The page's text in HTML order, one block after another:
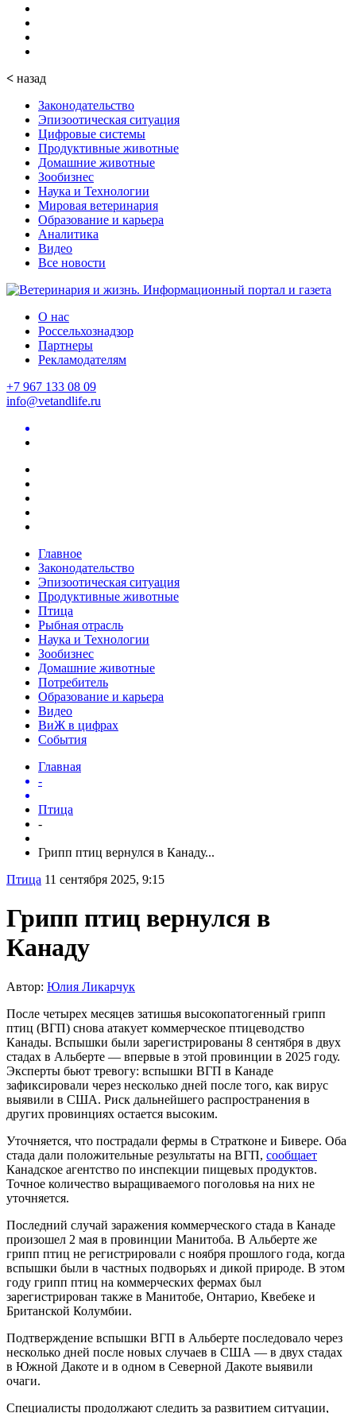
< назад
Законодательство
Эпизоотическая ситуация
Цифровые системы
Продуктивные животные
Домашние животные
Зообизнес
Наука и Технологии
Мировая ветеринария
Образование и карьера
Аналитика
Видео
Все новости
О нас
Россельхознадзор
Партнеры
Рекламодателям
+7 967 133 08 09
info@vetandlife.ru
Главное
Законодательство
Эпизоотическая ситуация
Продуктивные животные
Птица
Рыбная отрасль
Наука и Технологии
Зообизнес
Домашние животные
Потребитель
Образование и карьера
Видео
ВиЖ в цифрах
События
Главная
-
Птица
-
Грипп птиц вернулся в Канаду...
Птица 11 сентября 2025, 9:15
Грипп птиц вернулся в
Канаду
Автор: Юлия Ликарчук
После четырех месяцев затишья высокопатогенный грипп
птиц (ВГП) снова атакует коммерческое птицеводство
Канады. Вспышки были зарегистрированы 8 сентября в двух
стадах в Альберте — впервые в этой провинции в 2025 году.
Эксперты бьют тревогу: вспышки ВГП в Канаде
зафиксировали через несколько дней после того, как вирус
выявили в США. Риск дальнейшего распространения в
других провинциях остается высоким.
Уточняется, что пострадали фермы в Стратконе и Бивере. Оба
стада дали положительные результаты на ВГП, сообщает
Канадское агентство по инспекции пищевых продуктов.
Точное количество выращиваемого поголовья на них не
уточняется.
Последний случай заражения коммерческого стада в Канаде
произошел 2 мая в провинции Манитоба. В Альберте же
грипп птиц не регистрировали с ноября прошлого года, когда
вспышки были в частных подворьях и дикой природе. В этом
году грипп птиц на коммерческих фермах был
зарегистрирован также в Манитобе, Онтарио, Квебеке и
Британской Колумбии.
Подтверждение вспышки ВГП в Альберте последовало через
несколько дней после новых случаев в США — в двух стадах
в Южной Дакоте и в одном в Северной Дакоте выявили
очаги.
Специалисты продолжают следить за развитием ситуации,